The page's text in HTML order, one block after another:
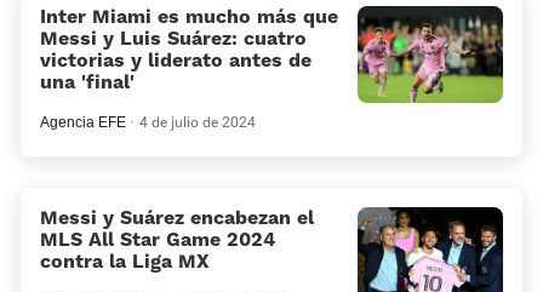
Inter Miami es mucho más que
Messi y Luis Suárez: cuatro
victorias y liderato antes de
una 'final'
Agencia EFE 4 de julio de 2024
Messi y Suárez encabezan el
MLS All Star Game 2024
contra la Liga MX